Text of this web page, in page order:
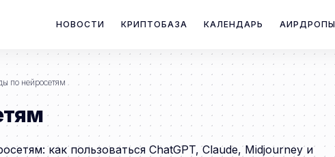
НОВОСТИ КРИПТОБАЗА КАЛЕНДАРЬ АИРДРОПЫ
по нейросетям
как пользоваться ChatGPT, Claude, Midjourney и